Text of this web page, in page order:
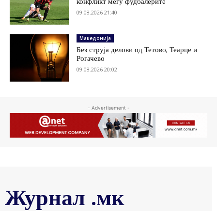
09.08.2026 21:40
Македонија
Без струја делови од Тетово, Теарце и
Рогачево
09.08.2026 20:02
- Advertisement -
Журнал .мк